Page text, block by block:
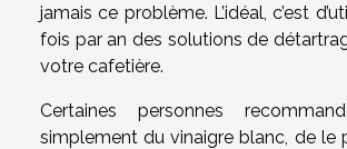
jamais ce problème. L’idéal, c’est
fois par an des solutions de
votre cafetière.
Certaines personnes
simplement du vinaigre blanc, de le